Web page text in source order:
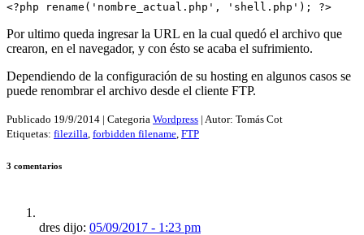
<?php rename('nombre_actual.php', 'shell.php'); ?>
Por ultimo queda ingresar la URL en la cual quedó el archivo que
crearon, en el navegador, y con ésto se acaba el sufrimiento.
Dependiendo de la configuración de su hosting en algunos casos se
puede renombrar el archivo desde el cliente FTP.
Publicado 19/9/2014 | Categoria Wordpress | Autor: Tomás Cot
Etiquetas: filezilla, forbidden filename, FTP
3 comentarios
dres dijo: 05/09/2017 - 1:23 pm